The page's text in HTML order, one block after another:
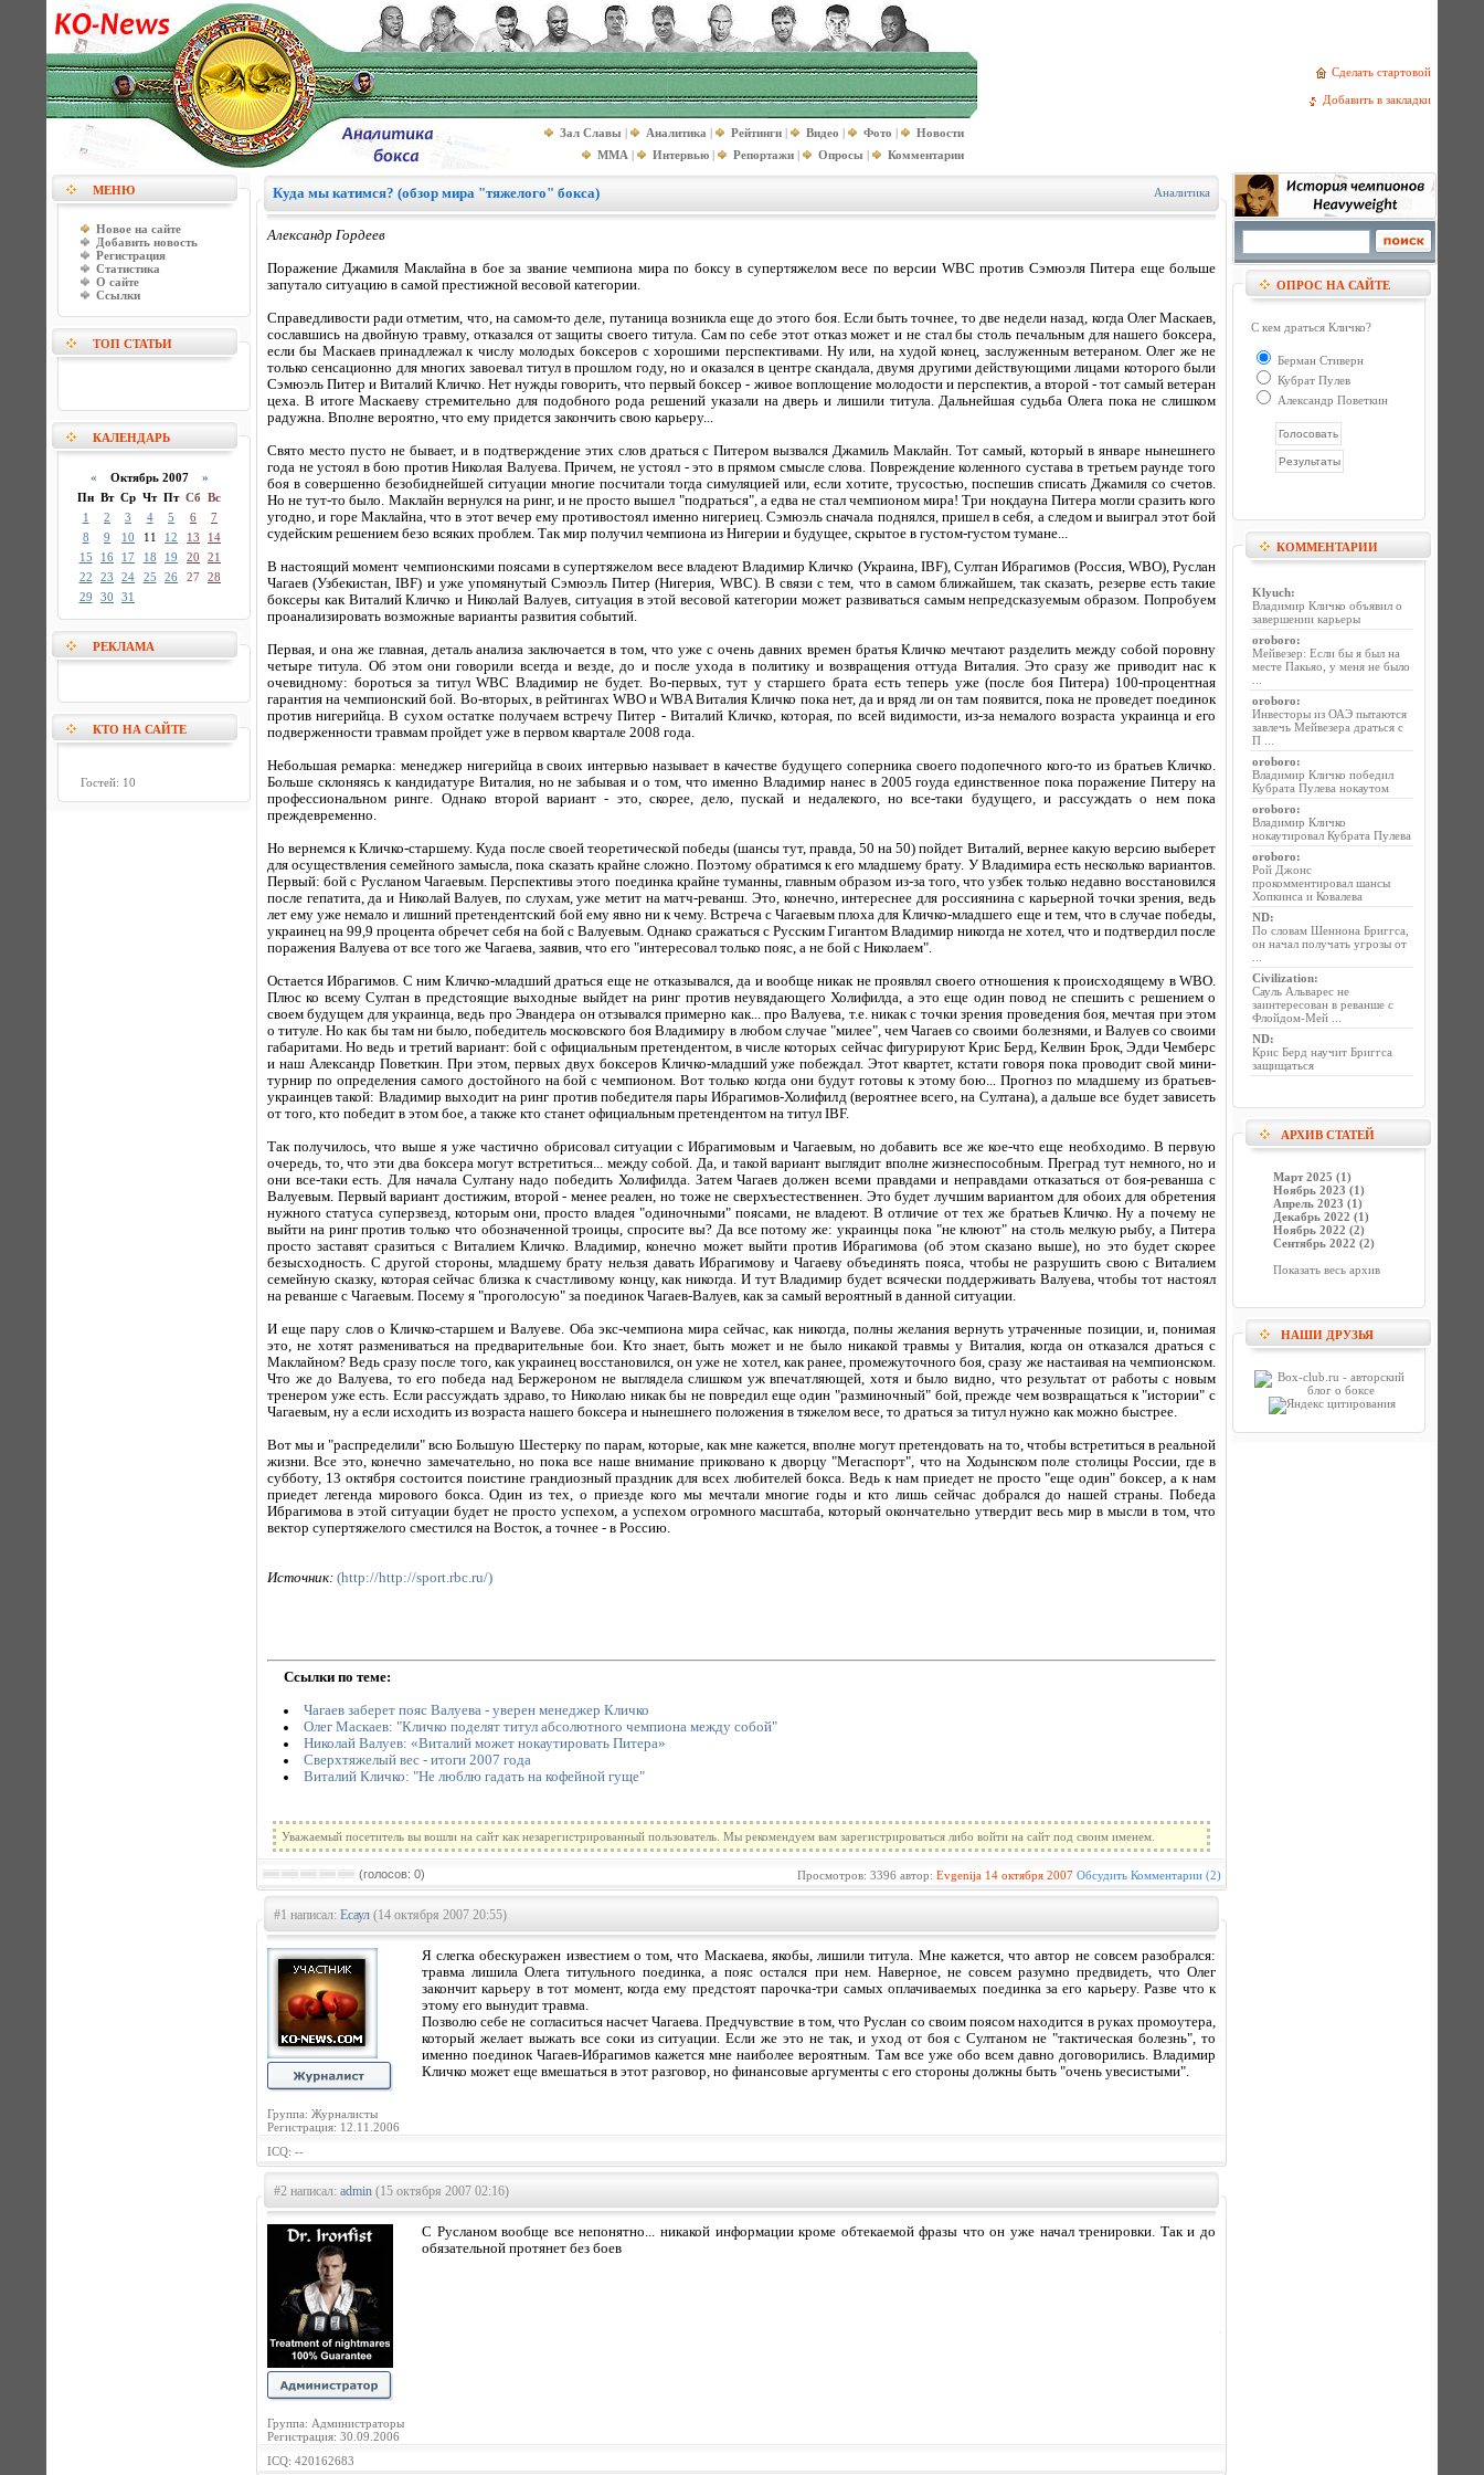
Сделать стартовой
Добавить в закладки
Зал Славы | Аналитика | Рейтинги | Видео | Фото |
Новости
MMA | Интервью | Репортажи | Опросы | Комментарии
МЕНЮ
Новое на сайте
Добавить новость
Регистрация
Статистика
О сайте
Ссылки
ТОП СТАТЬИ
КАЛЕНДАРЬ
« Октябрь 2007 »
Пн Вт Ср Чт Пт Сб Вс
1
2 3 4 5 6
7
8
9 10 11 12 13
14
15
16 17 18 19 20
21
22
23 24 25 26 27
28
29
30 31
РЕКЛАМА
КТО НА САЙТЕ
Гостей: 10
Куда мы катимся? (обзор мира "тяжелого" бокса) Аналитика
Александр Гордеев
Поражение Джамиля Маклайна в бое за звание чемпиона мира по боксу в супертяжелом весе по версии WBC против Сэмюэля Питера еще больше
запутало ситуацию в самой престижной весовой категории.
Справедливости ради отметим, что, на самом-то деле, путаница возникла еще до этого боя. Если быть точнее, то две недели назад, когда Олег Маскаев,
сославшись на двойную травму, отказался от защиты своего титула. Сам по себе этот отказ может и не стал бы столь печальным для нашего боксера,
если бы Маскаев принадлежал к числу молодых боксеров с хорошими перспективами. Ну или, на худой конец, заслуженным ветераном. Олег же не
только сенсационно для многих завоевал титул в прошлом году, но и оказался в центре скандала, двумя другими действующими лицами которого были
Сэмюэль Питер и Виталий Кличко. Нет нужды говорить, что первый боксер - живое воплощение молодости и перспектив, а второй - тот самый ветеран
цеха. В итоге Маскаеву стремительно для подобного рода решений указали на дверь и лишили титула. Дальнейшая судьба Олега пока не слишком
радужна. Вполне вероятно, что ему придется закончить свою карьеру...
Свято место пусто не бывает, и в подтверждение этих слов драться с Питером вызвался Джамиль Маклайн. Тот самый, который в январе нынешнего
года не устоял в бою против Николая Валуева. Причем, не устоял - это в прямом смысле слова. Повреждение коленного сустава в третьем раунде того
боя в совершенно безобиднейшей ситуации многие посчитали тогда симуляцией или, если хотите, трусостью, поспешив списать Джамиля со счетов.
Но не тут-то было. Маклайн вернулся на ринг, и не просто вышел "подраться", а едва не стал чемпионом мира! Три нокдауна Питера могли сразить кого
угодно, и горе Маклайна, что в этот вечер ему противостоял именно нигериец. Сэмюэль сначала поднялся, пришел в себя, а следом и выиграл этот бой
судейским решением безо всяких проблем. Так мир получил чемпиона из Нигерии и будущее, скрытое в густом-густом тумане...
В настоящий момент чемпионскими поясами в супертяжелом весе владеют Владимир Кличко (Украина, IBF), Султан Ибрагимов (Россия, WBO), Руслан
Чагаев (Узбекистан, IBF) и уже упомянутый Сэмюэль Питер (Нигерия, WBC). В связи с тем, что в самом ближайшем, так сказать, резерве есть такие
боксеры как Виталий Кличко и Николай Валуев, ситуация в этой весовой категории может развиваться самым непредсказуемым образом. Попробуем
проанализировать возможные варианты развития событий.
Первая, и она же главная, деталь анализа заключается в том, что уже с очень давних времен братья Кличко мечтают разделить между собой поровну
четыре титула. Об этом они говорили всегда и везде, до и после ухода в политику и возвращения оттуда Виталия. Это сразу же приводит нас к
очевидному: бороться за титул WBC Владимир не будет. Во-первых, тут у старшего брата есть теперь уже (после боя Питера) 100-процентная
гарантия на чемпионский бой. Во-вторых, в рейтингах WBO и WBA Виталия Кличко пока нет, да и вряд ли он там появится, пока не проведет поединок
против нигерийца. В сухом остатке получаем встречу Питер - Виталий Кличко, которая, по всей видимости, из-за немалого возраста украинца и его
подверженности травмам пройдет уже в первом квартале 2008 года.
Небольшая ремарка: менеджер нигерийца в своих интервью называет в качестве будущего соперника своего подопечного кого-то из братьев Кличко.
Больше склоняясь к кандидатуре Виталия, но не забывая и о том, что именно Владимир нанес в 2005 гоуда единственное пока поражение Питеру на
профессиональном ринге. Однако второй вариант - это, скорее, дело, пускай и недалекого, но все-таки будущего, и рассуждать о нем пока
преждевременно.
Но вернемся к Кличко-старшему. Куда после своей теоретической победы (шансы тут, правда, 50 на 50) пойдет Виталий, вернее какую версию выберет
для осуществления семейного замысла, пока сказать крайне сложно. Поэтому обратимся к его младшему брату. У Владимира есть несколько вариантов.
Первый: бой с Русланом Чагаевым. Перспективы этого поединка крайне туманны, главным образом из-за того, что узбек только недавно восстановился
после гепатита, да и Николай Валуев, по слухам, уже метит на матч-реванш. Это, конечно, интереснее для россиянина с карьерной точки зрения, ведь
лет ему уже немало и лишний претендентский бой ему явно ни к чему. Встреча с Чагаевым плоха для Кличко-младшего еще и тем, что в случае победы,
украинец на 99,9 процента обречет себя на бой с Валуевым. Однако сражаться с Русским Гигантом Владимир никогда не хотел, что и подтвердил после
поражения Валуева от все того же Чагаева, заявив, что его "интересовал только пояс, а не бой с Николаем".
Остается Ибрагимов. С ним Кличко-младший драться еще не отказывался, да и вообще никак не проявлял своего отношения к происходящему в WBO.
Плюс ко всему Султан в предстоящие выходные выйдет на ринг против неувядающего Холифилда, а это еще один повод не спешить с решением о
своем будущем для украинца, ведь про Эвандера он отзывался примерно как... про Валуева, т.е. никак с точки зрения проведения боя, мечтая при этом
о титуле. Но как бы там ни было, победитель московского боя Владимиру в любом случае "милее", чем Чагаев со своими болезнями, и Валуев со своими
габаритами. Но ведь и третий вариант: бой с официальным претендентом, в числе которых сейчас фигурируют Крис Берд, Келвин Брок, Эдди Чемберс
и наш Александр Поветкин. При этом, первых двух боксеров Кличко-младший уже побеждал. Этот квартет, кстати говоря пока проводит свой мини-
турнир по определения самого достойного на бой с чемпионом. Вот только когда они будут готовы к этому бою... Прогноз по младшему из братьев-
украинцев такой: Владимир выходит на ринг против победителя пары Ибрагимов-Холифилд (вероятнее всего, на Султана), а дальше все будет зависеть
от того, кто победит в этом бое, а также кто станет официальным претендентом на титул IBF.
Так получилось, что выше я уже частично обрисовал ситуации с Ибрагимовым и Чагаевым, но добавить все же кое-что еще необходимо. В первую
очередь, то, что эти два боксера могут встретиться... между собой. Да, и такой вариант выглядит вполне жизнеспособным. Преград тут немного, но и
они все-таки есть. Для начала Султану надо победить Холифилда. Затем Чагаев должен всеми правдами и неправдами отказаться от боя-реванша с
Валуевым. Первый вариант достижим, второй - менее реален, но тоже не сверхъестественнен. Это будет лучшим вариантом для обоих для обретения
нужного статуса суперзвезд, которым они, просто владея "одиночными" поясами, не владеют. В отличие от тех же братьев Кличко. Ну а почему не
выйти на ринг против только что обозначенной троицы, спросите вы? Да все потому же: украинцы пока "не клюют" на столь мелкую рыбу, а Питера
просто заставят сразиться с Виталием Кличко. Владимир, конечно может выйти против Ибрагимова (об этом сказано выше), но это будет скорее
безысходность. С другой стороны, младшему брату нельзя давать Ибрагимову и Чагаеву объединять пояса, чтобы не разрушить свою с Виталием
семейную сказку, которая сейчас близка к счастливому концу, как никогда. И тут Владимир будет всячески поддерживать Валуева, чтобы тот настоял
на реванше с Чагаевым. Посему я "проголосую" за поединок Чагаев-Валуев, как за самый вероятный в данной ситуации.
И еще пару слов о Кличко-старшем и Валуеве. Оба экс-чемпиона мира сейчас, как никогда, полны желания вернуть утраченные позиции, и, понимая
это, не хотят размениваться на предварительные бои. Кто знает, быть может и не было никакой травмы у Виталия, когда он отказался драться с
Маклайном? Ведь сразу после того, как украинец восстановился, он уже не хотел, как ранее, промежуточного боя, сразу же настаивая на чемпионском.
Что же до Валуева, то его победа над Бержероном не выглядела слишком уж впечатляющей, хотя и было видно, что результат от работы с новым
тренером уже есть. Если рассуждать здраво, то Николаю никак бы не повредил еще один "разминочный" бой, прежде чем возвращаться к "истории" с
Чагаевым, ну а если исходить из возраста нашего боксера и нынешнего положения в тяжелом весе, то драться за титул нужно как можно быстрее.
Вот мы и "распределили" всю Большую Шестерку по парам, которые, как мне кажется, вполне могут претендовать на то, чтобы встретиться в реальной
жизни. Все это, конечно замечательно, но пока все наше внимание приковано к дворцу "Мегаспорт", что на Ходынском поле столицы России, где в
субботу, 13 октября состоится поистине грандиозный праздник для всех любителей бокса. Ведь к нам приедет не просто "еще один" боксер, а к нам
приедет легенда мирового бокса. Один из тех, о приезде кого мы мечтали многие годы и кто лишь сейчас добрался до нашей страны. Победа
Ибрагимова в этой ситуации будет не просто успехом, а успехом огромного масштаба, который окончательно утвердит весь мир в мысли в том, что
вектор супертяжелого сместился на Восток, а точнее - в Россию.
Источник: (http://http://sport.rbc.ru/)
Ссылки по теме:
Чагаев заберет пояс Валуева - уверен менеджер Кличко
Олег Маскаев: "Кличко поделят титул абсолютного чемпиона между собой"
Николай Валуев: «Виталий может нокаутировать Питера»
Сверхтяжелый вес - итоги 2007 года
Виталий Кличко: "Не люблю гадать на кофейной гуще"
Уважаемый посетитель вы вошли на сайт как незарегистрированный пользователь. Мы рекомендуем вам зарегистрироваться либо войти на сайт под своим именем.
(голосов: 0) Просмотров: 3396 автор: Evgenija 14 октября 2007 Обсудить Комментарии (2)
#1 написал: Есаул (14 октября 2007 20:55)
Группа: Журналисты
Регистрация: 12.11.2006
Я слегка обескуражен известием о том, что Маскаева, якобы, лишили титула. Мне кажется, что автор не совсем разобрался:
травма лишила Олега титульного поединка, а пояс остался при нем. Наверное, не совсем разумно предвидеть, что Олег
закончит карьеру в тот момент, когда ему предстоят парочка-три самых оплачиваемых поединка за его карьеру. Разве что к
этому его вынудит травма.
Позволю себе не согласиться насчет Чагаева. Предчувствие в том, что Руслан со своим поясом находится в руках промоутера,
который желает выжать все соки из ситуации. Если же это не так, и уход от боя с Султаном не "тактическая болезнь", то
именно поединок Чагаев-Ибрагимов кажется мне наиболее вероятным. Там все уже обо всем давно договорились. Владимир
Кличко может еще вмешаться в этот разговор, но финансовые аргументы с его стороны должны быть "очень увесистыми".
ICQ: --
#2 написал: admin (15 октября 2007 02:16)
Группа: Администраторы
Регистрация: 30.09.2006
С Русланом вообще все непонятно... никакой информации кроме обтекаемой фразы что он уже начал тренировки. Так и до
обязательной протянет без боев
ICQ: 420162683
ОПРОС НА САЙТЕ
С кем драться Кличко?
Берман Стиверн
Кубрат Пулев
Александр Поветкин
КОММЕНТАРИИ
Klyuch:
Владимир Кличко объявил о
завершении карьеры
oroboro:
Мейвезер: Если бы я был на
месте Пакьяо, у меня не было
oroboro:
Инвесторы из ОАЭ пытаются
завлечь Мейвезера драться с
П ...
oroboro:
Владимир Кличко победил
Кубрата Пулева нокаутом
oroboro:
Владимир Кличко
нокаутировал Кубрата Пулева
oroboro:
Рой Джонс
прокомментировал шансы
Хопкинса и Ковалева
ND:
По словам Шеннона Бриггса,
он начал получать угрозы от
Civilization:
Сауль Альварес не
заинтересован в реванше с
Флойдом-Мей ...
ND:
Крис Берд научит Бриггса
защищаться
АРХИВ СТАТЕЙ
Март 2025 (1)
Ноябрь 2023 (1)
Апрель 2023 (1)
Декабрь 2022 (1)
Ноябрь 2022 (2)
Сентябрь 2022 (2)
Показать весь архив
НАШИ ДРУЗЬЯ